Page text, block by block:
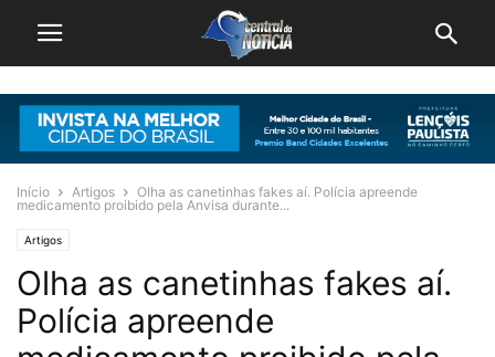
Início Artigos
Olha as canetinhas fakes aí. Polícia apreende
medicamento proibido pela Anvisa durante...
Artigos
Olha as canetinhas fakes aí.
Polícia apreende